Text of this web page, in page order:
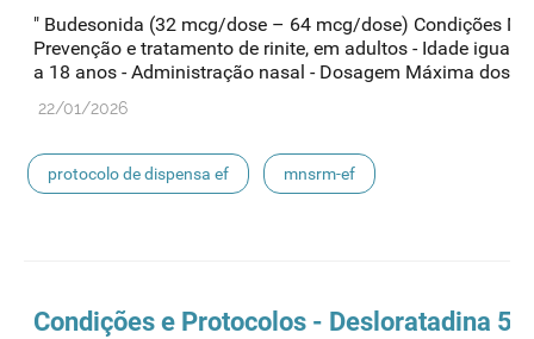
" Budesonida (32 mcg/dose – 64 mcg/dose) Condições
Prevenção e tratamento de rinite, em adultos - Idade igual
a 18 anos - Administração nasal - Dosagem Máxima dose:
22/01/2026
protocolo de dispensa ef mnsrm-ef
Condições e Protocolos - Desloratadina 5